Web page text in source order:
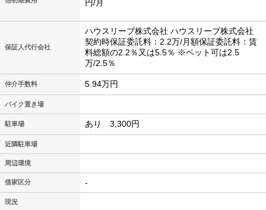
円/月
保証人代行会社
ハウスリーブ株式会社 ハウスリーブ株式会社
契約時保証委託料：2.2万/月額保証委託料：賃
料総額の2.2％又は5.5％ ※ペット可は2.5
万/2.5％
仲介手数料 5.94万円
バイク置き場
駐車場 あり 3,300円
近隣駐車場
周辺環境
借家区分 -
現況